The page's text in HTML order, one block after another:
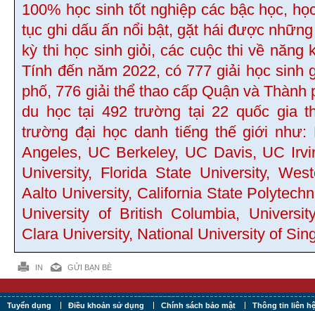
100% học sinh tốt nghiệp các bậc học,
tục ghi dấu ấn nổi bật, gặt hái được
kỳ thi học sinh giỏi, các cuộc thi về năng
Tính đến năm 2022, có 777 giải học sinh
phố, 776 giải thể thao cấp Quận và Thành
du học tại 492 trường tại 22 quốc gia
trường đại học danh tiếng thế giới như:
Angeles, UC Berkeley, UC Davis, UC
University, Florida State University,
Aalto University, California State
University of British Columbia,
Clara University, National University of
IN GỬI BẠN BÈ
Tuyển dụng Điều khoản sử dụng Chính sách bảo mật Thông tin liên hệ